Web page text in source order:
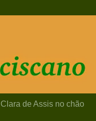
de Assis no chão